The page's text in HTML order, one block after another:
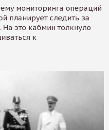
мониторинга операций
планирует следить за
На это кабмин толкнуло
к